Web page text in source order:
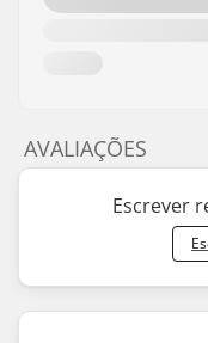
AVALIAÇÕES
Escrever